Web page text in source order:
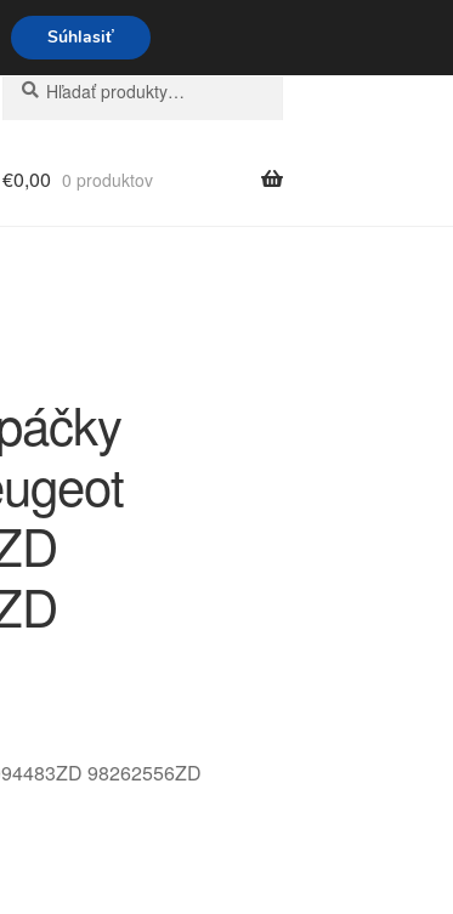
Hľadať:
Vyhľadávanie
€0,00 0 produktov
98262556ZD
Súhlasiť